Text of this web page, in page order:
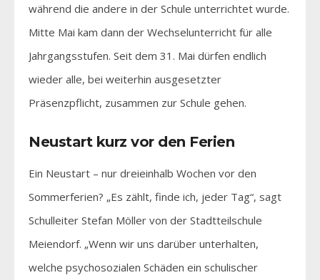
während die andere in der Schule unterrichtet wurde.
Mitte Mai kam dann der Wechselunterricht für alle
Jahrgangsstufen. Seit dem 31. Mai dürfen endlich
wieder alle, bei weiterhin ausgesetzter
Präsenzpflicht, zusammen zur Schule gehen.
Neustart kurz vor den Ferien
Ein Neustart – nur dreieinhalb Wochen vor den
Sommerferien? „Es zählt, finde ich, jeder Tag“, sagt
Schulleiter Stefan Möller von der Stadtteilschule
Meiendorf. „Wenn wir uns darüber unterhalten,
welche psychosozialen Schäden ein schulischer